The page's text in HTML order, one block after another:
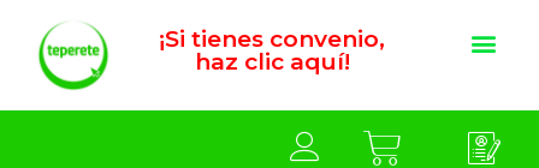
¡Si tienes convenio,
haz clic aquí!